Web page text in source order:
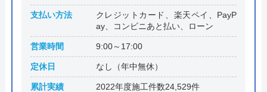
支払い方法
クレジットカード、楽天ペイ、PayP
ay、コンビニあと払い、ローン
営業時間 9:00～17:00
定休日 なし（年中無休）
累計実績 2022年度施工件数24,529件